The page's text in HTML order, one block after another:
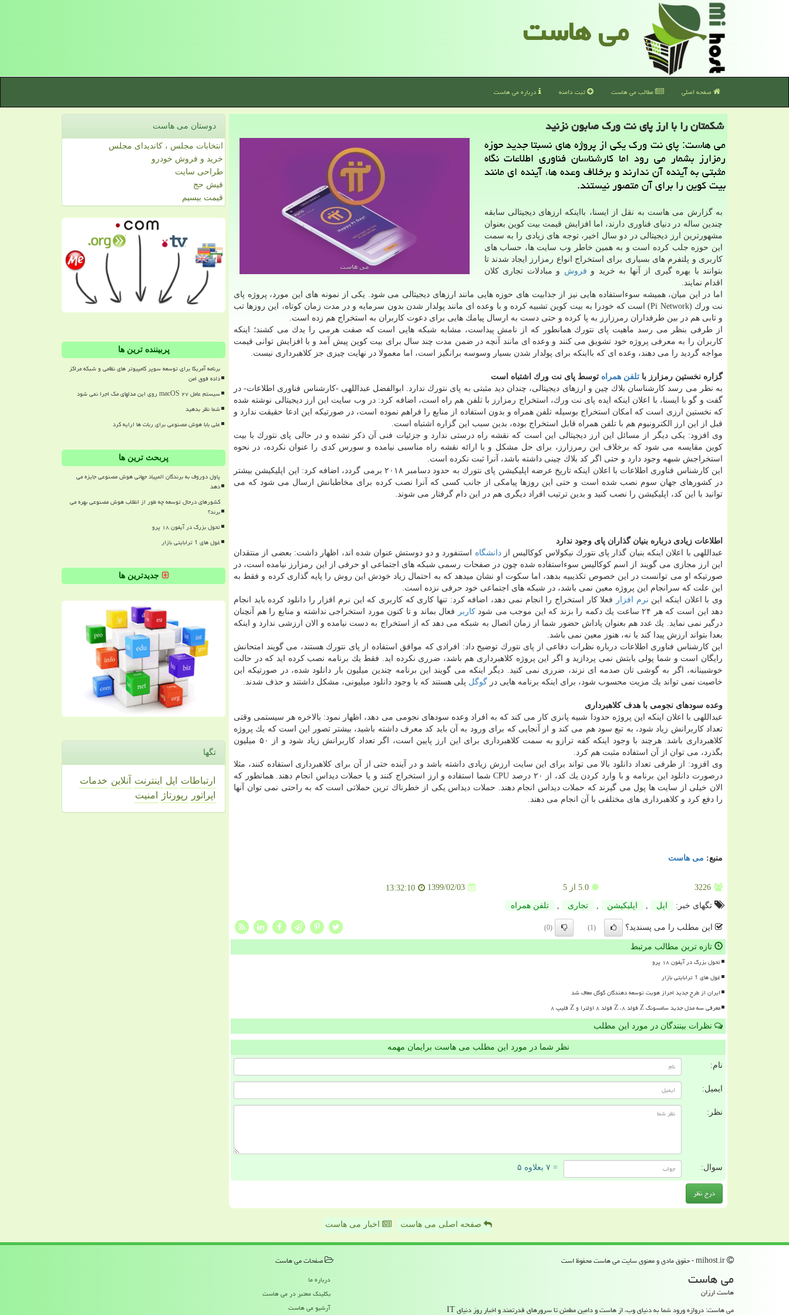
می هاست
صفحه اصلی مطالب می هاست ثبت دامنه درباره می هاست
شكمتان را با ارز پای نت ورك صابون نزنید
می هاست: پای نت ورك یكی از پروژه های نسبتا جدید حوزه
رمزارز بشمار می رود اما كارشناسان فناوری اطلاعات نگاه
مثبتی به آینده آن ندارند و برخلاف وعده ها، آینده ای مانند
بیت كوین را برای آن متصور نیستند.
به گزارش می هاست به نقل از ایسنا، بااینكه ارزهای دیجیتالی سابقه
چندین ساله در دنیای فناوری دارند، اما افزایش قیمت بیت كوین بعنوان
مشهورترین ارز دیجیتالی در دو سال اخیر، توجه های زیادی را به سمت
این حوزه جلب كرده است و به همین خاطر وب سایت ها، حساب های
كاربری و پلتفرم های بسیاری برای استخراج انواع رمزارز ایجاد شدند تا
بتوانند با بهره گیری از آنها به خرید و فروش و مبادلات تجاری كلان
اقدام نمایند.
اما در این میان، همیشه سوءاستفاده هایی نیز از جذابیت های حوزه هایی مانند ارزهای دیجیتالی می شود. یكی از نمونه های این مورد، پروژه پای
نت ورك (Pi Network) است كه خودرا به بیت كوین تشبیه كرده و با وعده ای مانند پولدار شدن بدون سرمایه و در مدت زمان كوتاه، این روزها تب
و تابی هم در بین طرفداران رمرزارز به پا كرده و حتی دست به ارسال پیامك هایی برای دعوت كاربران به استخراج هم زده است.
از طرفی بنظر می رسد ماهیت پای نتورك همانطور كه از نامش پیداست، مشابه شبكه هایی است كه صفت هرمی را یدك می كشند؛ اینكه
كاربران را به معرفی پروژه خود تشویق می كنند و وعده ای مانند آنچه در ضمن مدت چند سال برای بیت كوین پیش آمد و با افزایش توانی قیمت
مواجه گردید را می دهند، وعده ای كه بااینكه برای پولدار شدن بسیار وسوسه برانگیز است، اما معمولا در نهایت چیزی جز كلاهبرداری نیست.
گزاره نخستین رمزارز با تلفن همراه توسط پای نت ورك اشتباه است
به نظر می رسد كارشناسان بلاك چین و ارزهای دیجیتالی، چندان دید مثبتی به پای نتورك ندارد. ابوالفضل عبداللهی -كارشناس فناوری اطلاعات- در
گفت و گو با ایسنا، با اعلان اینكه ایده پای نت ورك، استخراج رمزارز با تلفن هم راه است، اضافه كرد: در وب سایت این ارز دیجیتالی نوشته شده
كه نخستین ارزی است كه امكان استخراج بوسیله تلفن همراه و بدون استفاده از منابع را فراهم نموده است، در صورتیكه این ادعا حقیقت ندارد و
قبل از این ارز الكترونیوم هم با تلفن همراه قابل استخراج بوده، بدین سبب این گزاره اشتباه است.
وی افزود: یكی دیگر از مسائل این ارز دیجیتالی این است كه نقشه راه درستی ندارد و جزئیات فنی آن ذكر نشده و در حالی پای نتورك با بیت
كوین مقایسه می شود كه برخلاف این رمرزارز، برای حل مشكل و با ارائه نقشه راه مناسبی نیامده و سورس كدی را عنوان نكرده، در نحوه
استخراجش شبهه وجود دارد و حتی اگر كد بلاك چینی داشته باشد، آنرا ثبت نكرده است.
این كارشناس فناوری اطلاعات با اعلان اینكه تاریخ عرضه اپلیكیشن پای نتورك به حدود دسامبر ۲۰۱۸ برمی گردد، اضافه كرد: این اپلیكیشن بیشتر
در كشورهای جهان سوم نصب شده است و حتی این روزها پیامكی از جانب كسی كه آنرا نصب كرده برای مخاطبانش ارسال می شود كه می
توانید با این كد، اپلیكیشن را نصب كنید و بدین ترتیب افراد دیگری هم در این دام گرفتار می شوند.
اطلاعات زیادی درباره بنیان گذاران پای وجود ندارد
عبداللهی با اعلان اینكه بنیان گذار پای نتورك نیكولاس كوكالیس ازدانشگاه استنفورد و دو دوستش عنوان شده اند، اظهار داشت: بعضی از منتقدان
این ارز مجازی می گویند از اسم كوكالیس سوءاستفاده شده چون در صفحات رسمی شبكه های اجتماعی او حرفی از این رمزارز نیامده است، در
صورتیكه او می توانست در این خصوص تكذیبیه بدهد، اما سكوت او نشان میدهد كه به احتمال زیاد خودش این روش را پایه گذاری كرده و فقط به
این علت كه سرانجام این پروژه معین نمی باشد، در شبكه های اجتماعی خود حرفی نزده است.
وی با اعلان اینكه این نرم افزار
فعلا كار استخراج را انجام نمی دهد، اضافه كرد: تنها كاری كه كاربری كه این نرم افزار را دانلود كرده باید انجام
دهد این است كه هر ۲۴ ساعت یك دكمه را بزند كه این موجب می شود
كاربر
فعال بماند و تا كنون مورد استخراجی نداشته و منابع را هم آنچنان
درگیر نمی نماید. یك عدد هم بعنوان پاداش حضور شما از زمان اتصال به شبكه می دهد كه از استخراج به دست نیامده و الان ارزشی ندارد و اینكه
بعدا بتواند ارزش پیدا كند یا نه، هنوز معین نمی باشد.
این كارشناس فناوری اطلاعات درباره نظرات دفاعی از پای نتورك توضیح داد: افرادی كه موافق استفاده از پای نتورك هستند، می گویند امتحانش
رایگان است و شما پولی بابتش نمی پردازید و اگر این پروژه كلاهبرداری هم باشد، ضرری نكرده اید. فقط یك برنامه نصب كرده اید كه در حالت
خوشبینانه، اگر به گوشی تان صدمه ای نزند، ضرری نمی كنید. دیگر اینكه می گویند این برنامه چندین میلیون بار دانلود شده، در صورتیكه این
خاصیت نمی تواند یك مزیت محسوب شود، برای اینكه برنامه هایی در گوگل پلی هستند كه با وجود دانلود میلیونی، مشكل داشتند و حذف شدند.
وعده سودهای نجومی با هدف كلاهبرداری
عبداللهی با اعلان اینكه این پروژه حدودا شبیه پانزی كار می كند كه به افراد وعده سودهای نجومی می دهد، اظهار نمود: بالاخره هر سیستمی وقتی
تعداد كاربرانش زیاد شود، به تبع سود هم می كند و از آنجایی كه برای ورود به آن باید كد معرف داشته باشید، بیشتر تصور این است كه یك پروژه
كلاهبرداری باشد. هرچند با وجود اینكه كفه ترازو به سمت كلاهبرداری برای این ارز پایین است، اگر تعداد كاربرانش زیاد شود و از ۵۰ میلیون
بگذرد، می توان از آن استفاده مثبت هم كرد.
وی افزود: از طرفی تعداد دانلود بالا می تواند برای این سایت ارزش زیادی داشته باشد و در آینده حتی از آن برای كلاهبرداری استفاده كنند، مثلا
درصورت دانلود این برنامه و با وارد كردن یك كد، از ۲۰ درصد CPU شما استفاده و ارز استخراج كنند و یا حملات دیداس انجام دهند. همانطور كه
الان خیلی از سایت ها پول می گیرند كه حملات دیداس انجام دهند. حملات دیداس یكی از خطرناك ترین حملاتی است كه به راحتی نمی توان آنها
را دفع كرد و كلاهبرداری های مختلفی با آن انجام می دهند.
منبع: می هاست
3226
5.0از 5 1399/02/03
13:32:10
تگهای خبر:
اپل اپلیكیشن تجاری تلفن همراه
این مطلب را می پسندید؟ (1)
(0)
تازه ترین مطالب مرتبط
تحول بزرگ در آیفون ۱۸ پرو
غول های 1 ترابایتی بازار
ایران از طرح جدید احراز هویت توسعه دهندگان گوگل معاف شد
معرفی سه مدل جدید سامسونگ Z فولد ۸، Z فولد ۸ اولترا و Z فلیپ ۸
نظرات بینندگان در مورد این مطلب
نظر شما در مورد این مطلب می هاست برایمان مهمه
نام:
ایمیل:
نظر:
سوال: = ۷ بعلاوه ۵
دوستان می هاست
انتخابات مجلس ، کاندیدای مجلس
خرید و فروش خودرو
طراحی سایت
فیش حج
قیمت بیسیم
پربیننده ترین ها
برنامه آمریکا برای توسعه سوپر کامپیوتر های نظامی و شبکه مراکز
داده فوق امن
سیستم عامل macOS ۲۷ روی این مدلهای مک اجرا نمی شود
شما نظر بدهید
علی بابا هوش مصنوعی برای ربات ها ارایه کرد
پربحث ترین ها
پاول دوروف به برندگان المپیاد جهانی هوش مصنوعی جایزه می
دهد
کشورهای درحال توسعه چه طور از انقلاب هوش مصنوعی بهره می
برند؟
تحول بزرگ در آیفون ۱۸ پرو
غول های 1 ترابایتی بازار
جدیدترین ها
تگها
ارتباطات اپل اینترنت آنلاین خدمات
اپراتور
رپورتاژ امنیت
صفحه اصلی می هاست اخبار می هاست
می هاست
هاست ارزان
می هاست: دروازه ورود شما به دنیای وب، از هاست و دامین مطمئن تا سرورهای قدرتمند و اخبار روز دنیای IT
صفحات می هاست
درباره ما
بکلینک معتبر در می هاست
آرشیو می هاست